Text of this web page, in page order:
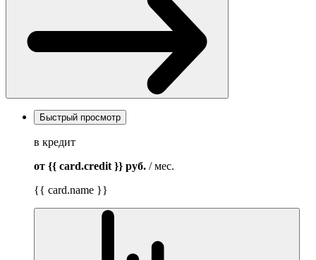
Быстрый просмотр
в кредит
от {{ card.credit }} руб. / мес.
{{ card.name }}